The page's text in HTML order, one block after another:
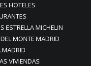
HOTELES
ESTRELLA MICHELIN
MONTE MADRID
MADRID
VIVIENDAS